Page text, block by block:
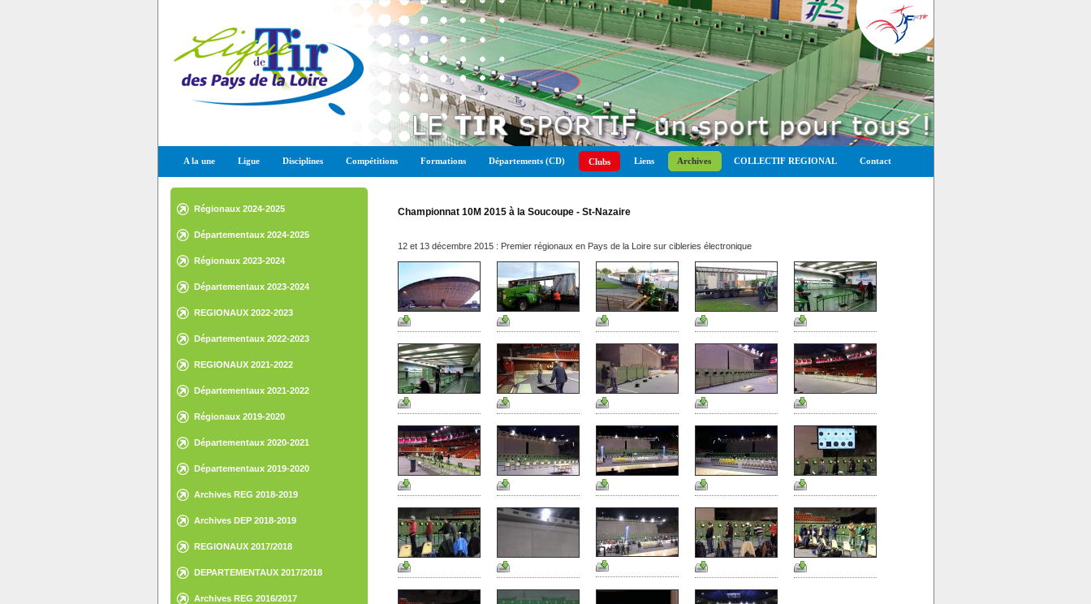
A la une Ligue Disciplines Compétitions Formations Départements (CD) Clubs Liens Archives COLLECTIF REGIONAL Contact
Régionaux 2024-2025
Départementaux 2024-2025
Régionaux 2023-2024
Départementaux 2023-2024
REGIONAUX 2022-2023
Départementaux 2022-2023
REGIONAUX 2021-2022
Départementaux 2021-2022
Régionaux 2019-2020
Départementaux 2020-2021
Départementaux 2019-2020
Archives REG 2018-2019
Archives DEP 2018-2019
REGIONAUX 2017/2018
DEPARTEMENTAUX 2017/2018
Archives REG 2016/2017
Championnat 10M 2015 à la Soucoupe - St-Nazaire
12 et 13 décembre 2015 : Premier régionaux en Pays de la Loire sur cibleries électronique